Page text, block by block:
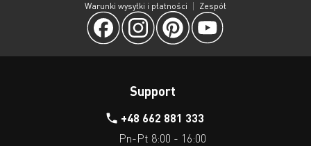
Warunki wysyłki i płatności Zespół
Support
+48 662 881 333
Pn-Pt 8:00 - 16:00